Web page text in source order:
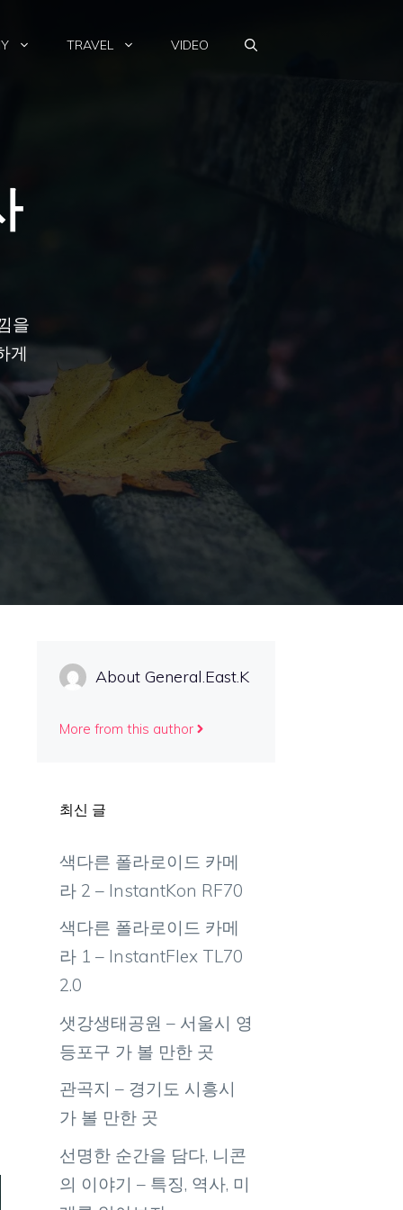
TRAVEL VIDEO
을
게
About General.East.K
More from this author
최신 글
색다른 폴라로이드 카메
라 2 – InstantKon RF70
색다른 폴라로이드 카메
라 1 – InstantFlex TL70
2.0
샛강생태공원 – 서울시 영
등포구 가 볼 만한 곳
관곡지 – 경기도 시흥시
가 볼 만한 곳
선명한 순간을 담다, 니콘
의 이야기 – 특징, 역사, 미